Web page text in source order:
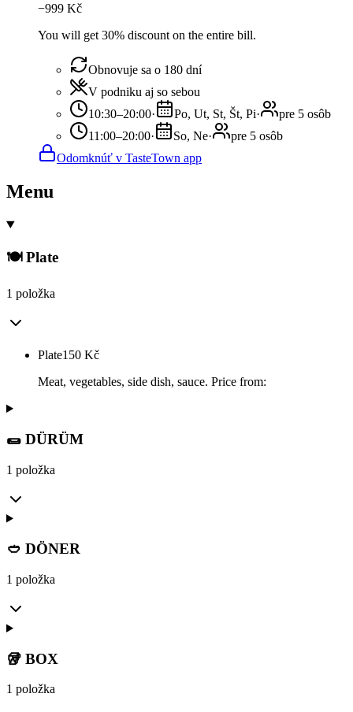
−999 Kč
You will get 30% discount on the entire bill.
Obnovuje sa o 180 dní
V podniku aj so sebou
10:30–20:00· Po, Ut, St, Št, Pi·
pre 5 osôb
11:00–20:00· So, Ne·
pre 5 osôb
Odomknúť v TasteTown app
Menu
🍽️ Plate
1 položka
Plate150 Kč
Meat, vegetables, side dish, sauce. Price from:
🌯 DÜRÜM
1 položka
🥙 DÖNER
1 položka
🥡 BOX
1 položka